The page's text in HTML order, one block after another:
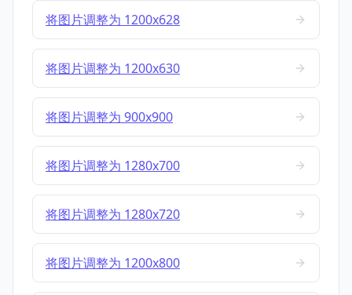
将图片调整为 1200x628
将图片调整为 1200x630
将图片调整为 900x900
将图片调整为 1280x700
将图片调整为 1280x720
将图片调整为 1200x800